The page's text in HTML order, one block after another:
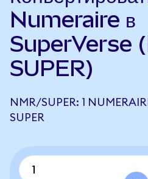
Numeraire в
SuperVerse
SUPER)
NMR/SUPER: 1
SUPER